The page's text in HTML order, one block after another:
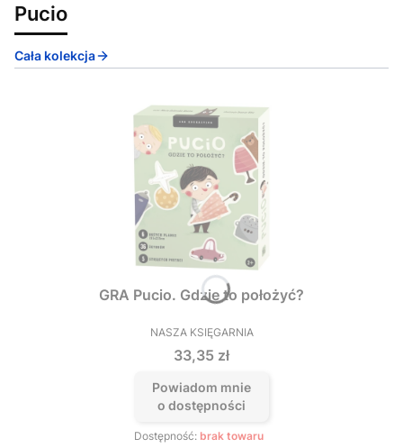
Pucio
Cała kolekcja
GRA Pucio. Gdzie to położyć?
PRODUCENT
NASZA KSIĘGARNIA
Cena
33,35 zł
Powiadom mnie
o dostępności
Dostępność: brak towaru